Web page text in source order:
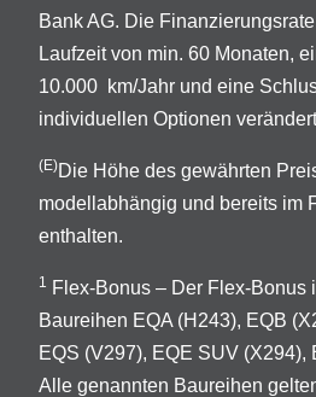
Bank AG. Die
Laufzeit von min. 60 Monaten,
10.000 km/Jahr und eine
individuellen Optionen
(E)Die Höhe des gewährten
modellabhängig und bereits im
enthalten.
1
Flex-Bonus – Der Flex-Bonus
Baureihen EQA (H243), EQB
EQS (V297), EQE SUV (X294),
Alle genannten Baureihen